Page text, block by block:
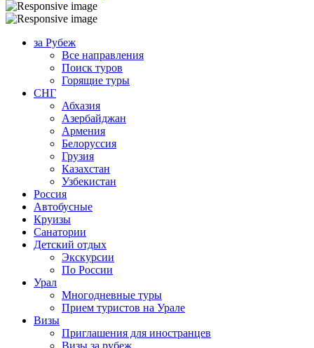
за Рубеж
Все направления
Поиск туров
Горящие туры
СНГ
Абхазия
Азербайджан
Армения
Белоруссия
Грузия
Казахстан
Узбекистан
Россия
Автобусные
Круизы
Санатории
Детский отдых
Экскурсии
По России
Урал
Многодневные туры
Прием туристов на Урале
Визы
Приглашения для иностранцев
Визы за рубеж